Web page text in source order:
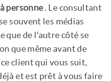
personne. Le consultant
souvent les médias
que de l'autre côté se
que même avant de
client qui vous suit,
et est prêt à vous faire